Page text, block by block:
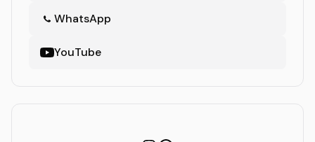
WhatsApp
YouTube